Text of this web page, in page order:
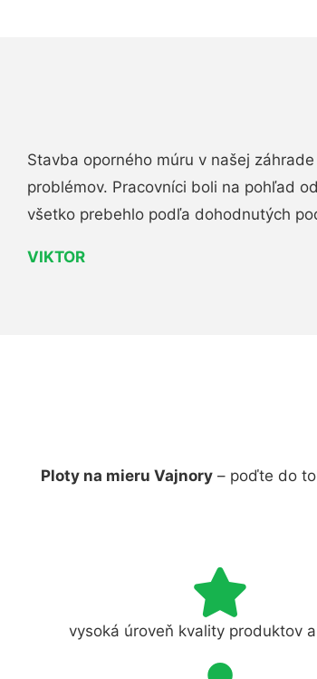
Stavba oporného múru v našej
problémov. Pracovníci boli na pohľad
všetko prebehlo podľa dohodnutých
VIKTOR
Ploty na mieru Vajnory – poďte do
vysoká úroveň kvality produktov